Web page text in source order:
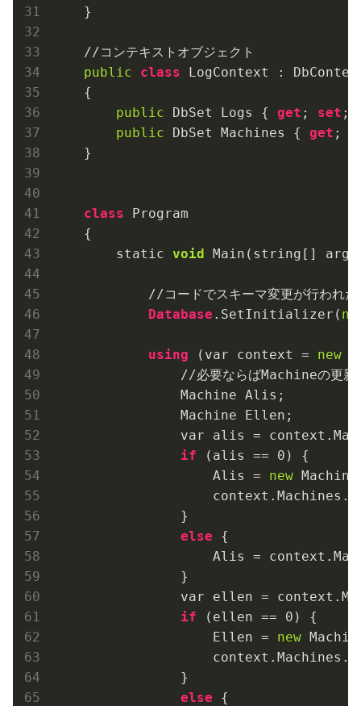
    }
    //コンテキストオブジェクト
public
class LogContext :
    {
public DbSet Logs { get ; set ;
public DbSet Machines { get ;
    }
class Program
    {
        static
void Main(string[]
//コードでスキーマ変更が行われた
Database .SetInitializer (
using (var context = new
//必要ならばMachineの更新
                Machine Alis;
                Machine Ellen;
var alis =
if (alis == 0 ) {
                    Alis =
new
                    context.Machines.
                }
else {
Alis =
                }
var ellen =
if (ellen == 0 ) {
                    Ellen =
new
                    context.Machines.
                }
else {